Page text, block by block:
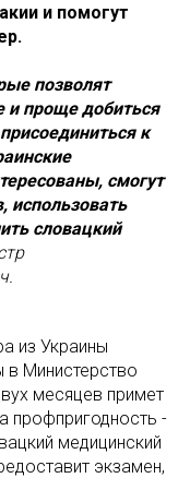
и помогут
позволят
и проще добиться
к
смогут
использовать
словацкий
из Украины
в Министерство
месяцев примет
профпригодность -
медицинский
экзамен,